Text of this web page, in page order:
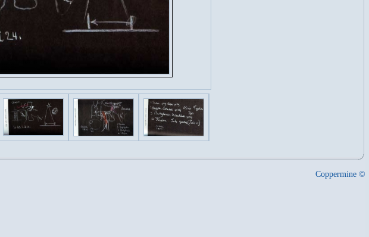
Coppermine ©